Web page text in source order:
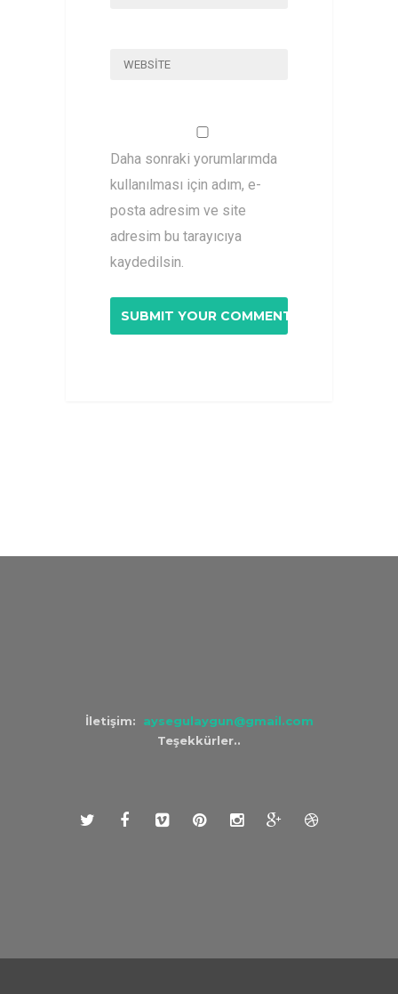
Daha sonraki yorumlarımda
kullanılması için adım, e-
posta adresim ve site
adresim bu tarayıcıya
kaydedilsin.
İletişim: aysegulaygun@gmail.com
Teşekkürler..